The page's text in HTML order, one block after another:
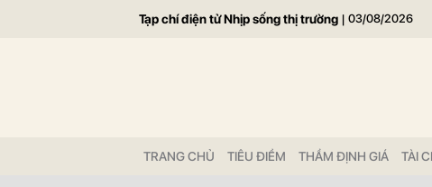
Tạp chí điện tử Nhịp sống thị trường | 03/08/2026
TRANG CHỦ TIÊU ĐIỂM THẨM ĐỊNH GIÁ TÀI
Gửi